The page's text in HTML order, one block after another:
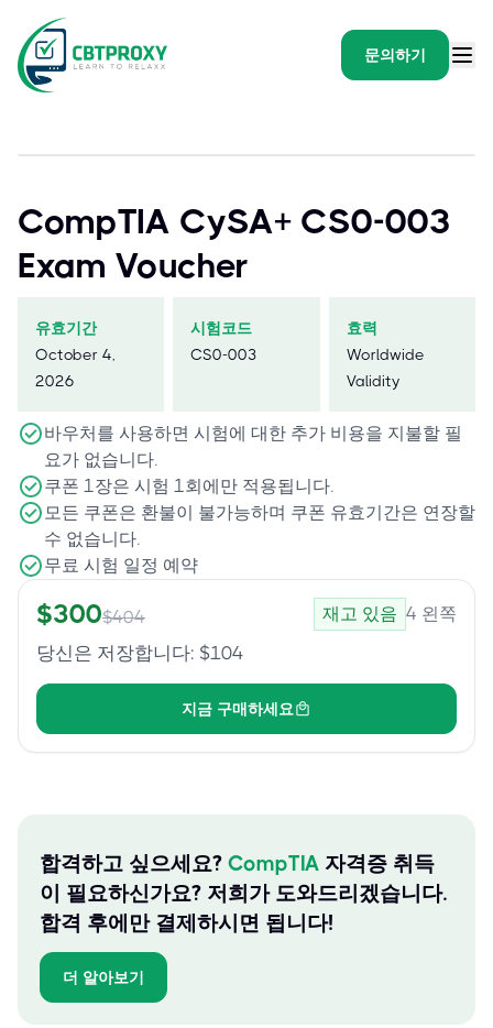
문의하기
CompTIA CySA+ CS0-003
Exam Voucher
유효기간
October 4,
2026
시험코드
CS0-003
효력
Worldwide
Validity
바우처를 사용하면 시험에 대한 추가 비용을 지불할 필
요가 없습니다.
쿠폰 1장은 시험 1회에만 적용됩니다.
모든 쿠폰은 환불이 불가능하며 쿠폰 유효기간은 연장할
수 없습니다.
무료 시험 일정 예약
$300$404 재고 있음 4 왼쪽
당신은 저장합니다: $104
지금 구매하세요
합격하고 싶으세요? CompTIA 자격증 취득
이 필요하신가요? 저희가 도와드리겠습니다.
합격 후에만 결제하시면 됩니다!
더 알아보기